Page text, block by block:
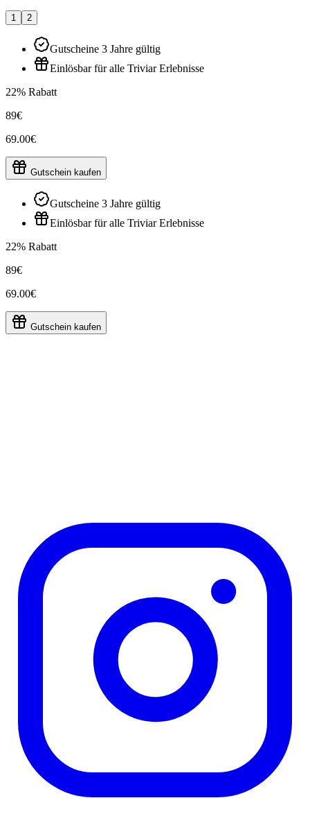
1 2
Gutscheine 3 Jahre gültig
Einlösbar für alle Triviar Erlebnisse
22% Rabatt
89€
69.00€
Gutschein kaufen
Gutscheine 3 Jahre gültig
Einlösbar für alle Triviar Erlebnisse
22% Rabatt
89€
69.00€
Gutschein kaufen